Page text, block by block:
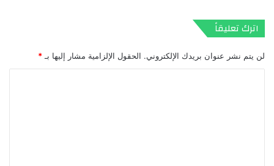
اترك تعليقاً
لن يتم نشر عنوان بريدك الإلكتروني. الحقول الإلزامية مشار إليها بـ *